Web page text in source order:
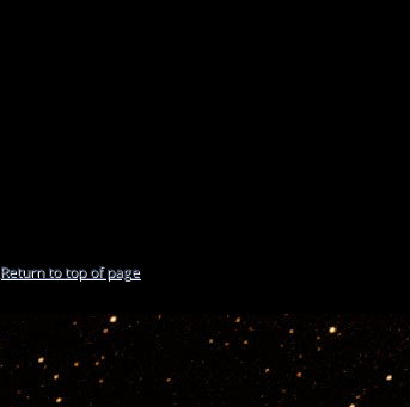
Return to top of page